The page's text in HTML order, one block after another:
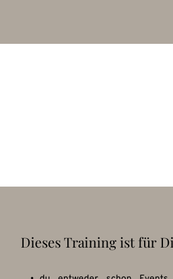
Dieses Training ist für